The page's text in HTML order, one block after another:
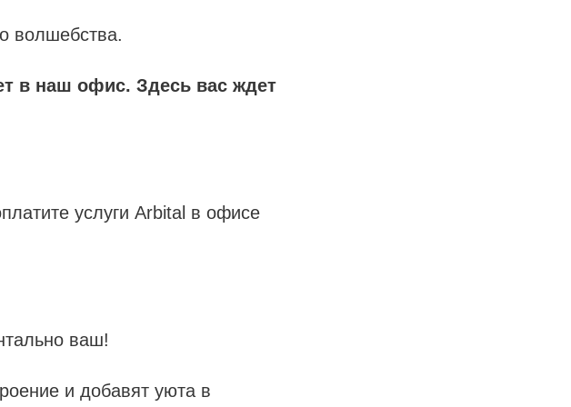
волшебства.
в наш офис. Здесь вас ждет
услуги Arbital в офисе
ваш!
и добавят уюта в